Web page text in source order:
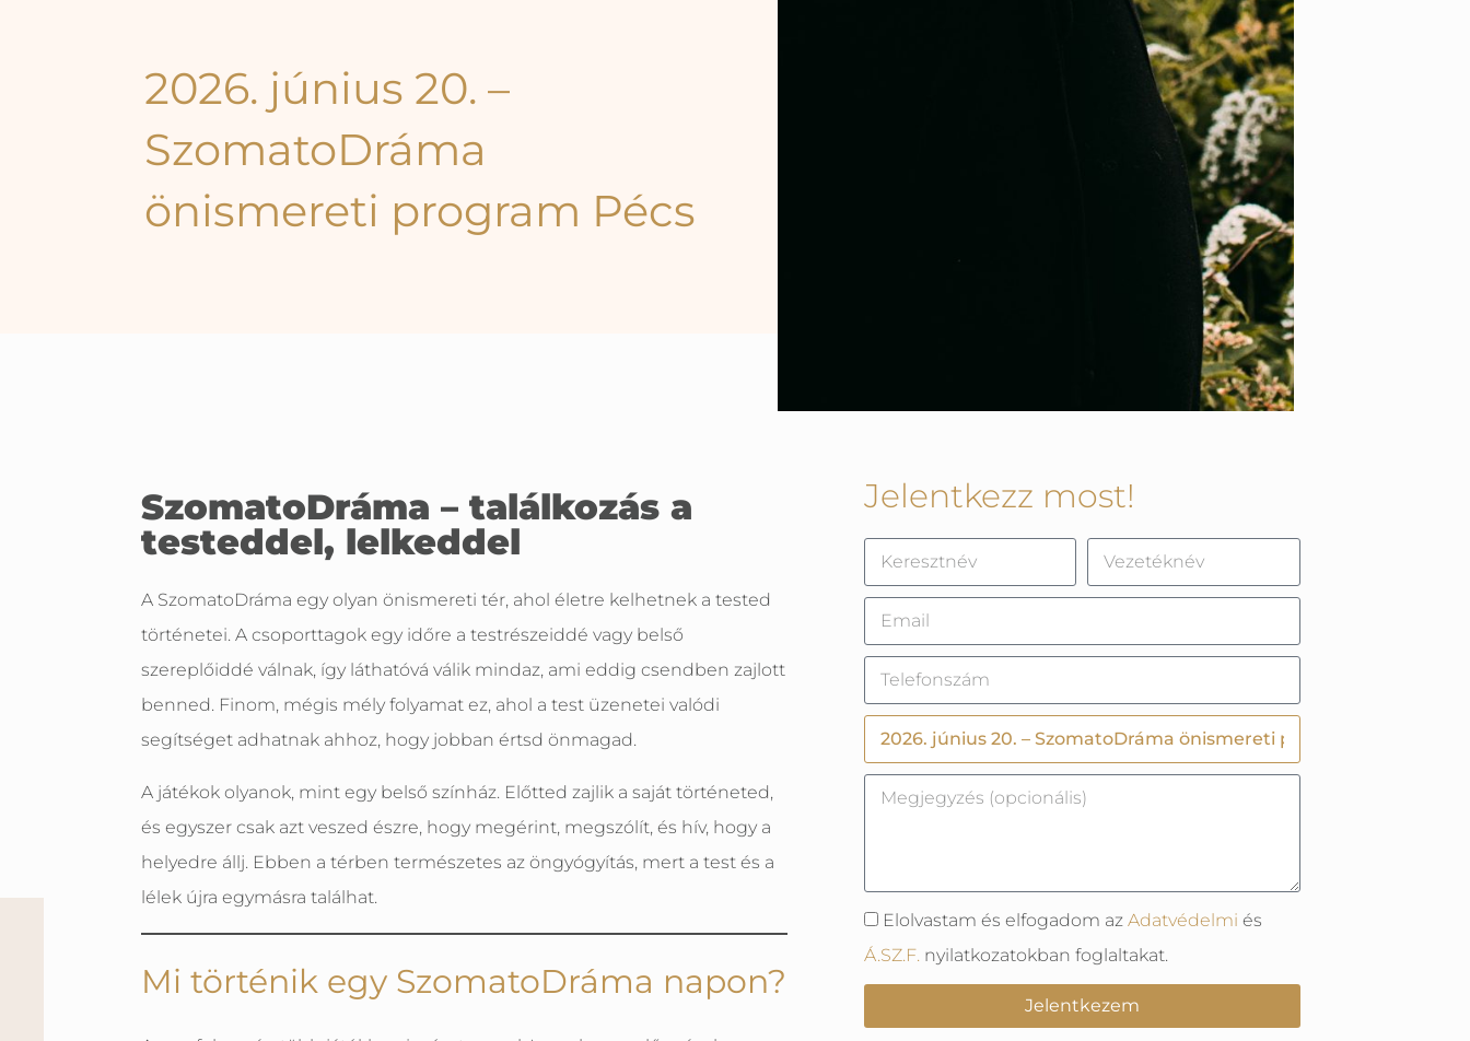
2026. június 20. –
SzomatoDráma
önismereti program Pécs
SzomatoDráma – találkozás a
testeddel, lelkeddel
A SzomatoDráma egy olyan önismereti tér, ahol életre kelhetnek a tested
történetei. A csoporttagok egy időre a testrészeiddé vagy belső
szereplőiddé válnak, így láthatóvá válik mindaz, ami eddig csendben zajlott
benned. Finom, mégis mély folyamat ez, ahol a test üzenetei valódi
segítséget adhatnak ahhoz, hogy jobban értsd önmagad.
A játékok olyanok, mint egy belső színház. Előtted zajlik a saját történeted,
és egyszer csak azt veszed észre, hogy megérint, megszólít, és hív, hogy a
helyedre állj. Ebben a térben természetes az öngyógyítás, mert a test és a
lélek újra egymásra találhat.
Mi történik egy SzomatoDráma napon?
Jelentkezz most!
Elolvastam és elfogadom azAdatvédelmi és
Á.SZ.F. nyilatkozatokban foglaltakat.
Jelentkezem